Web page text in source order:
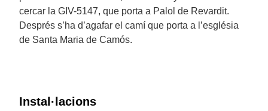
cercar la GIV-5147, que porta a Palol de Revardit.
Després s’ha d’agafar el camí que porta a l’església
de Santa Maria de Camós.
Instal·lacions